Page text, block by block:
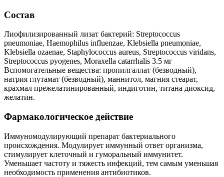
Состав
Лиофилизированный лизат бактерий: Streptococcus
pneumoniae, Haemophilus influenzae, Klebsiella pneumoniae,
Klebsiella ozaenae, Staphylococcus aureus, Streptococcus viridans,
Streptococcus pyogenes, Moraxella catarrhalis 3.5 мг
Вспомогательные вещества: пропилгаллат (безводный),
натрия глутамат (безводный), маннитол, магния стеарат,
крахмал прежелатинированный, индиготин, титана диоксид,
желатин.
Фармакологическое действие
Иммуномодулирующий препарат бактериального
происхождения. Модулирует иммунный ответ организма,
стимулирует клеточный и гуморальный иммунитет.
Уменьшает частоту и тяжесть инфекций, тем самым уменьшая
необходимость применения антибиотиков.